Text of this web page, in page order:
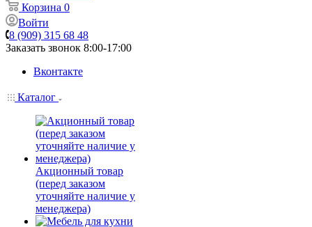
Корзина 0
Войти
8 (909) 315 68 48
Заказать звонок 8:00-17:00
Вконтакте
Каталог
Акционный товар
(перед заказом
уточняйте наличие у
менеджера)